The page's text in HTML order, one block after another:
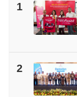
1
2